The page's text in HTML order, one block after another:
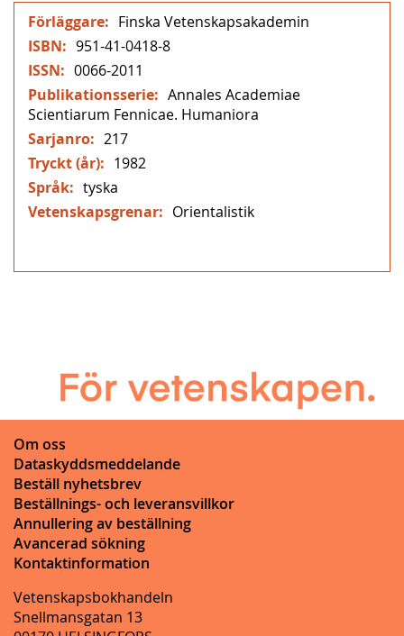
Mer
information
Finska Vetenskapsakademin
951-41-0418-8
0066-2011
Annales Academiae
Scientiarum Fennicae. Humaniora
217
1982
tyska
Orientalistik
Om oss
Dataskyddsmeddelande
Beställ nyhetsbrev
Beställnings- och leveransvillkor
Annullering av beställning
Avancerad sökning
Kontaktinformation
Vetenskapsbokhandeln
Snellmansgatan 13